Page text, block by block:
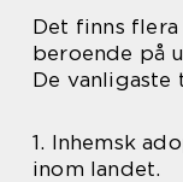
Det finns
beroende på
De
1. Inhemsk
inom landet.